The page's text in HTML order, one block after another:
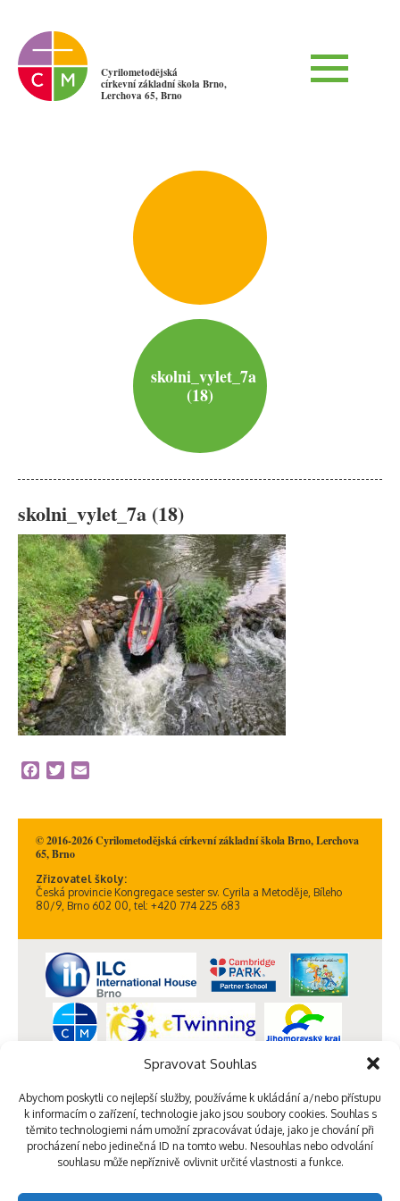
Spravovat Souhlas
Abychom poskytli co nejlepší služby, používáme k ukládání a/nebo přístupu
k informacím o zařízení, technologie jako jsou soubory cookies. Souhlas s
těmito technologiemi nám umožní zpracovávat údaje, jako je chování při
procházení nebo jedinečná ID na tomto webu. Nesouhlas nebo odvolání
souhlasu může nepříznivě ovlivnit určité vlastnosti a funkce.
Cyrilometodějská
církevní základní škola Brno,
Lerchova 65, Brno
skolni_vylet_7a
(18)
skolni_vylet_7a (18)
Facebook
Twitter
© 2016-2026 Cyrilometodějská církevní základní škola Brno, Lerchova
65, Brno
Zřizovatel školy:
Česká provincie Kongregace sester sv. Cyrila a Metoděje, Bíleho
80/9, Brno 602 00, tel: +420 774 225 683